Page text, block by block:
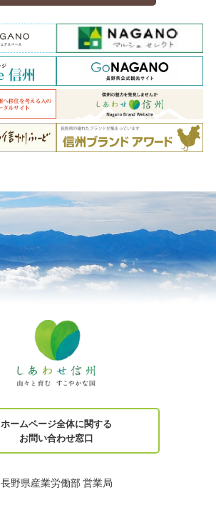
ホームページ全体に関する
お問い合わせ窓口
長野県産業労働部 営業局